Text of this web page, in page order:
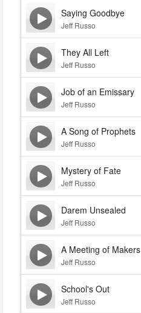
Saying Goodbye
Jeff Russo
They All Left
Jeff Russo
Job of an Emissary
Jeff Russo
A Song of Prophets
Jeff Russo
Mystery of Fate
Jeff Russo
Darem Unsealed
Jeff Russo
A Meeting of Makers
Jeff Russo
School's Out
Jeff Russo